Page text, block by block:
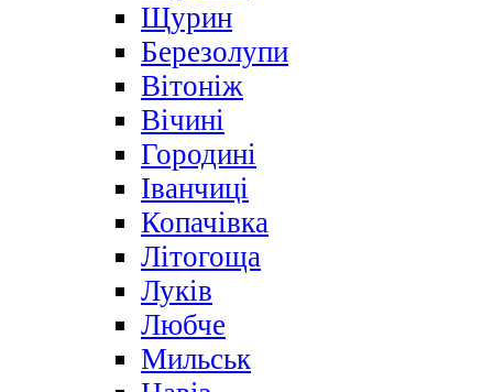
Щурин
Березолупи
Вітоніж
Вічині
Городині
Іванчиці
Копачівка
Літогоща
Луків
Любче
Мильськ